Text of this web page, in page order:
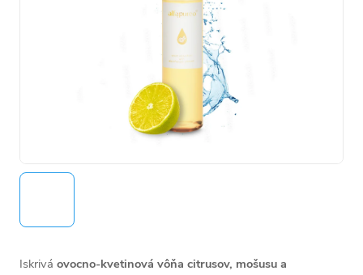
Iskrivá ovocno-kvetinová vôňa citrusov, mošusu a